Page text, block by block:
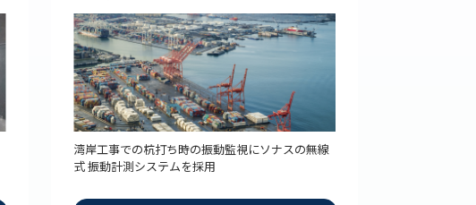
湾岸工事での杭打ち時の振動監視にソナスの無線
式 振動計測システムを採用